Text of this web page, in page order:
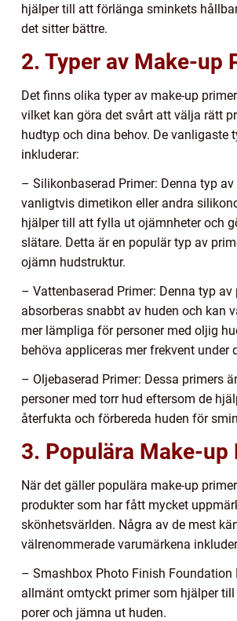
hjälper till att förlänga sminkets
det sitter bättre.
2. Typer av Make-up
Det finns olika typer av make-up
vilket kan göra det svårt att välja rätt
hudtyp och dina behov. De vanligaste
inkluderar:
– Silikonbaserad Primer: Denna typ
vanligtvis dimetikon eller andra
hjälper till att fylla ut ojämnheter och
slätare. Detta är en populär typ av
ojämn hudstruktur.
– Vattenbaserad Primer: Denna typ av
absorberas snabbt av huden och kan
mer lämpliga för personer med oljig
behöva appliceras mer frekvent under
– Oljebaserad Primer: Dessa primers
personer med torr hud eftersom de
återfukta och förbereda huden för
3. Populära Make-up
När det gäller populära make-up
produkter som har fått mycket
skönhetsvärlden. Några av de mest
välrenommerade varumärkena
– Smashbox Photo Finish Foundation
allmänt omtyckt primer som hjälper
porer och jämna ut huden.